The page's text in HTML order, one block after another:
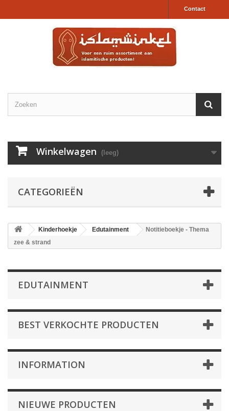
Contact
Winkelwagen (leeg)
CATEGORIEËN
Kinderhoekje Edutainment
Notitieboekje - Thema
zee & strand
EDUTAINMENT
BEST VERKOCHTE PRODUCTEN
INFORMATION
NIEUWE PRODUCTEN